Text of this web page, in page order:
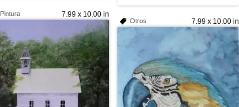
7.99 x 10.00 in
Pintura
7.99 x 10.00 in
Otros